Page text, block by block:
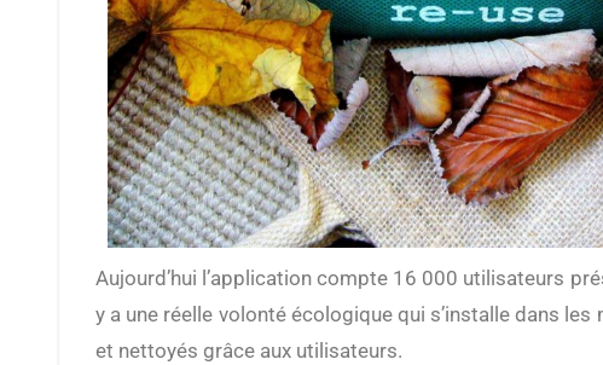
Aujourd’hui l’application compte 16 000 utilisateurs présents dans 30 pays différents dont la France, la Grèce, la Roumanie et bien d’autres. On note donc qu’il
y a une réelle volonté écologique qui s’installe dans
et nettoyés grâce aux utilisateurs.